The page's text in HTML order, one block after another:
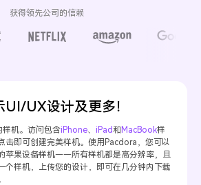
获得领先公司的信赖
UX设计及更多！
样机。访问包含iPhone、 iPad 和 MacBook样
击即可创建完美样机。使用Pacdora，您可以
苹果设备样机——所有样机都是高分辨率，且
个样机，上传您的设计，即可在几分钟内下载